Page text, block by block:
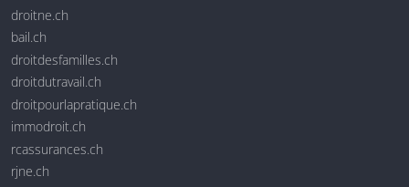
droitne.ch
bail.ch
droitdesfamilles.ch
droitdutravail.ch
droitpourlapratique.ch
immodroit.ch
rcassurances.ch
rjne.ch